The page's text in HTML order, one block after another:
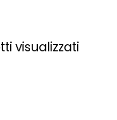
visualizzati